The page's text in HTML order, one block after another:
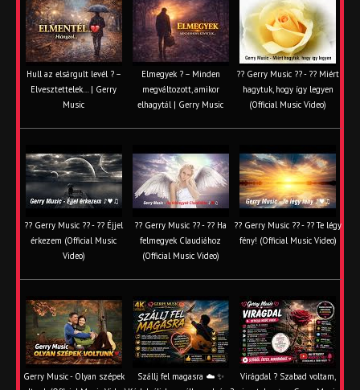
Hull az elsárgult levél ? –
Elvesztettelek… | Gerry
Music
Elmegyek ? – Minden
megváltozott, amikor
elhagytál | Gerry Music
?? Gerry Music ?? - ?? Miért
hagytuk, hogy így legyen
(Official Music Video)
?? Gerry Music ?? - ?? Éjjel
érkezem (Official Music
Video)
?? Gerry Music ?? - ?? Ha
felmegyek Claudiához
(Official Music Video)
?? Gerry Music ?? - ?? Te légy
fény! (Official Music Video)
Gerry Music - Olyan szépek
Szállj fel magasra ☁️ ✨
Virágdal ? Szabad voltam,